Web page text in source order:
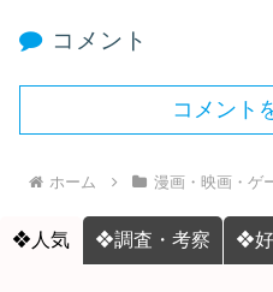
コメント
コメント
ホーム 漫画・映画・ゲ
❖人気 ❖調査・考察 ❖好